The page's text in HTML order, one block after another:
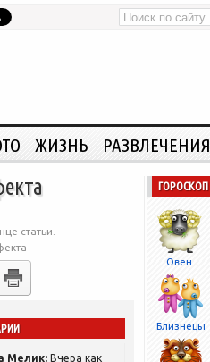
ЖИЗНЬ РАЗВЛЕЧЕНИЯ
статьи.
Мелик: Вчера как
ГОРОСКОП
Овен
Близнецы